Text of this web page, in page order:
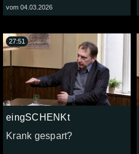
vom 04.03.2026
eingSCHENKt
Krank gespart?
27:51